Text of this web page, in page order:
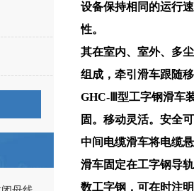
设备保持相同的运行
性。
其在室内、室外、多
组成，牵引滑车跟随
GHC-Ⅲ型工字钢滑车
固。移动灵活。安全
中间电缆滑车将电缆
滑车固定在工字钢导
数工字钢，可在时注